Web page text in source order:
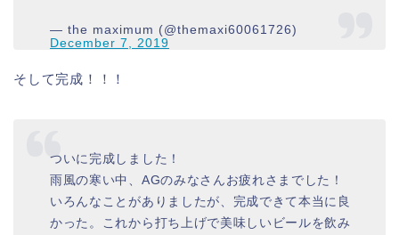
— the maximum (@themaxi60061726)
December 7, 2019
そして完成！！！
ついに完成しました！
雨風の寒い中、AGのみなさんお疲れさまでした！
いろんなことがありましたが、完成できて本当に良
かった。これから打ち上げで美味しいビールを飲み